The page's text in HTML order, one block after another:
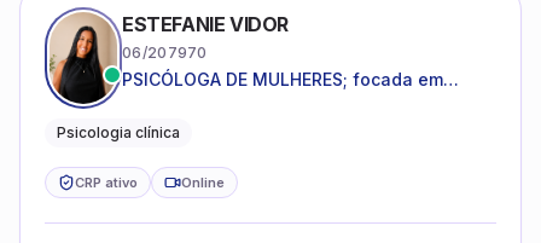
ESTEFANIE VIDOR
06/207970
PSICÓLOGA DE MULHERES; focada em
dentro da sua realidade.
Psicologia clínica
CRP ativo Online